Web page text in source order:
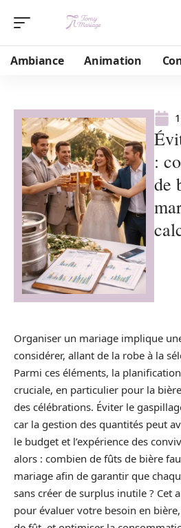
Ambiance Animation
:
de
Organiser un mariage implique
considérer, allant de la robe à la
Parmi ces éléments, la
cruciale, en particulier pour la
des célébrations. Éviter le
car la gestion des quantités peut
le budget et l’expérience des
alors : combien de fûts de bière
mariage afin de garantir que
sans créer de surplus inutile ? Cet
pour évaluer votre besoin en